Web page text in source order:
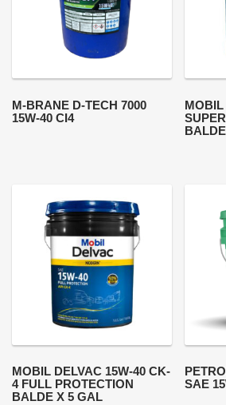
M-BRANE D-TECH 7000
15W-40 CI4
MOBIL
MOBIL DELVAC 15W-40 CK-
4 FULL PROTECTION
BALDE X 5 GAL
SAE